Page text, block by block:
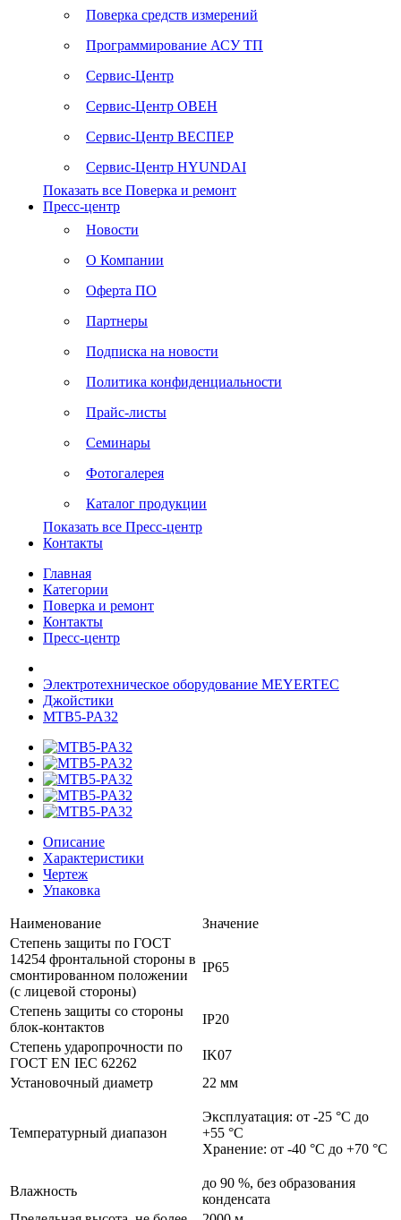
Поверка средств измерений
Программирование АСУ ТП
Сервис-Центр
Сервис-Центр ОВЕН
Сервис-Центр ВЕСПЕР
Сервис-Центр HYUNDAI
Показать все Поверка и ремонт
Пресс-центр
Новости
О Компании
Оферта ПО
Партнеры
Подписка на новости
Политика конфиденциальности
Прайс-листы
Семинары
Фотогалерея
Каталог продукции
Показать все Пресс-центр
Контакты
Главная
Категории
Поверка и ремонт
Контакты
Пресс-центр
Электротехническое оборудование MEYERTEC
Джойстики
MTB5-PA32
Описание
Характеристики
Чертеж
Упаковка
Наименование
Значение
Степень защиты по ГОСТ
14254 фронтальной стороны в
смонтированном положении
(с лицевой стороны)
IP65
Степень защиты со стороны
блок-контактов
IP20
Степень ударопрочности по
ГОСТ EN IEC 62262
IK07
Установочный диаметр
22 мм
Температурный диапазон
Эксплуатация: от -25 °C до
+55 °C
Хранение: от -40 °C до +70 °C
Влажность
до 90 %, без образования
конденсата